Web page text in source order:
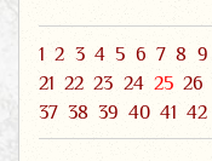
1 2 3 4 5 6 7 8 9
21 22 23 24 25 26
37 38 39 40 41 42